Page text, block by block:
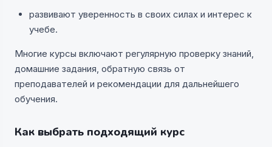
развивают уверенность в своих силах и интерес к
учебе.
Многие курсы включают регулярную проверку знаний,
домашние задания, обратную связь от
преподавателей и рекомендации для дальнейшего
обучения.
Как выбрать подходящий курс